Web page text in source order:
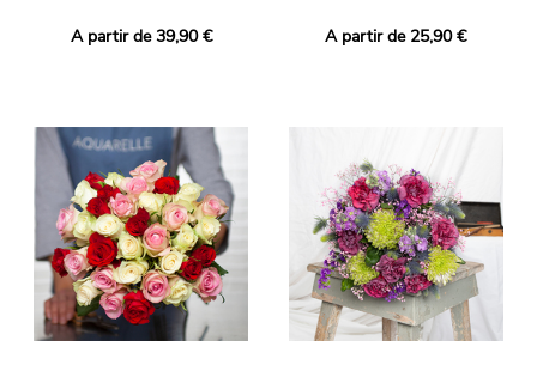
A partir de 39,90 € A partir de 25,90 €